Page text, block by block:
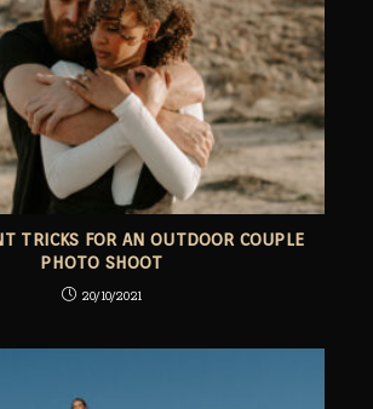
TRICKS FOR AN OUTDOOR COUPLE
PHOTO SHOOT
20/10/2021